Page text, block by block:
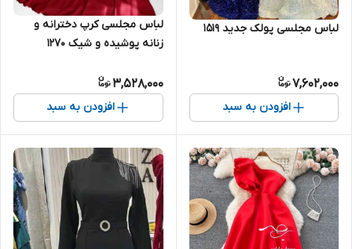
لباس مجلسی پولک جدید ۱۵۱۹
7,602,000
افزودن به سبد
لباس مجلسی کرپ دخترانه و
زنانه پوشیده و شیک ۱۲۷۰
3,528,000
افزودن به سبد